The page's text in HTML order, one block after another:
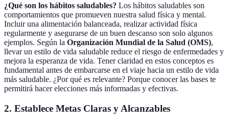
¿Qué son los hábitos saludables? Los hábitos saludables son
comportamientos que promueven nuestra salud física y mental.
Incluir una alimentación balanceada, realizar actividad física
regularmente y asegurarse de un buen descanso son solo algunos
ejemplos. Según la Organización Mundial de la Salud (OMS),
llevar un estilo de vida saludable reduce el riesgo de enfermedades y
mejora la esperanza de vida. Tener claridad en estos conceptos es
fundamental antes de embarcarse en el viaje hacia un estilo de vida
más saludable. ¿Por qué es relevante? Porque conocer las bases te
permitirá hacer elecciones más informadas y efectivas.
2. Establece Metas Claras y Alcanzables